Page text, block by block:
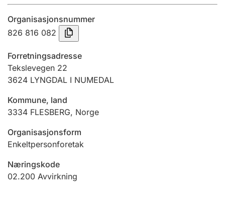
Innsending og forsinkelsesgebyr
Tinglysing
Jeger
Ektepaktveileder
Offentlig sektor
Organisasjonsnummer
826 816 082
Forretningsadresse
Tekslevegen 22
3624 LYNGDAL I NUMEDAL
Kommune, land
3334 FLESBERG, Norge
Organisasjonsform
Enkeltpersonforetak
Næringskode
02.200 Avvirkning